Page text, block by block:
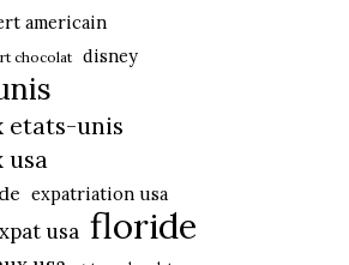
americain
chocolat disney
etats-unis
usa
expatriation usa
usa floride